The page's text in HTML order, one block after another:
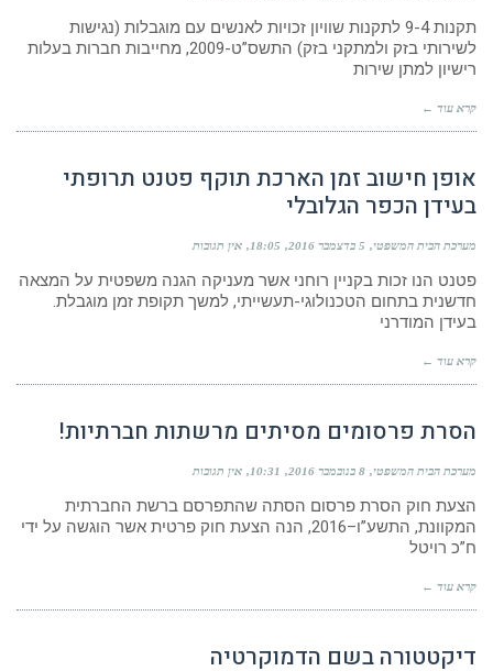
תקנות 9-4 לתקנות שוויון זכויות לאנשים עם מוגבלות (נגישות
לשירותי בזק ולמתקני בזק) התשס”ט-2009, מחייבות חברות בעלות
רישיון למתן שירות
קרא עוד ←
אופן חישוב זמן הארכת תוקף פטנט תרופתי
בעידן הכפר הגלובלי
מערכת הבית המשפטי 5 בדצמבר 2016 18:05 אין תגובות
פטנט הנו זכות בקניין רוחני אשר מעניקה הגנה משפטית על המצאה
חדשנית בתחום הטכנולוגי-תעשייתי, למשך תקופת זמן מוגבלת.
בעידן המודרני
קרא עוד ←
הסרת פרסומים מסיתים מרשתות חברתיות!
מערכת הבית המשפטי 8 בנובמבר 2016 10:31 אין תגובות
הצעת חוק הסרת פרסום הסתה שהתפרסם ברשת החברתית
המקוונת, התשע”ו–2016, הנה הצעת חוק פרטית אשר הוגשה על ידי
ח”כ רויטל
קרא עוד ←
דיקטטורה בשם הדמוקרטיה